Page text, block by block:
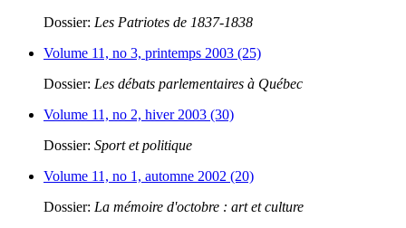
Dossier: Les Patriotes de 1837-1838
Volume 11, no 3, printemps 2003 (25)
Dossier: Les débats parlementaires à Québec
Volume 11, no 2, hiver 2003 (30)
Dossier: Sport et politique
Volume 11, no 1, automne 2002 (20)
Dossier: La mémoire d'octobre : art et culture